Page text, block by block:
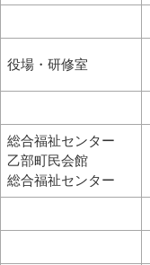
役場・研修室
総合福祉センター
乙部町民会館
総合福祉センター